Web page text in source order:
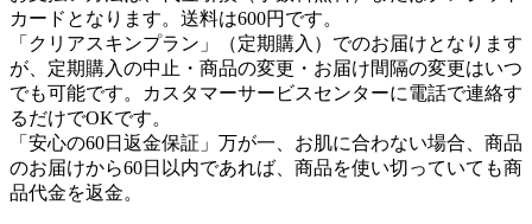
カードとなります。送料は600円です。
「クリアスキンプラン」（定期購入）でのお届けとなります
が、定期購入の中止・商品の変更・お届け間隔の変更はいつ
でも可能です。カスタマーサービスセンターに電話で連絡す
るだけでOKです。
「安心の60日返金保証」万が一、お肌に合わない場合、商品
のお届けから60日以内であれば、商品を使い切っていても商
品代金を返金。